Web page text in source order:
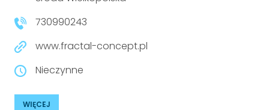
Prawo
Prawa osób z niepełnosprawnościami
Aktualności
730990243
www.fractal-concept.pl
Nieczynne
WIĘCEJ